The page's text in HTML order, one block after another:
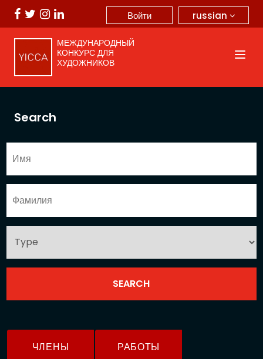
russian
Войти
МЕЖДУНАРОДНЫЙ
КОНКУРС ДЛЯ
ХУДОЖНИКОВ
Search
ЧЛЕНЫ РАБОТЫ